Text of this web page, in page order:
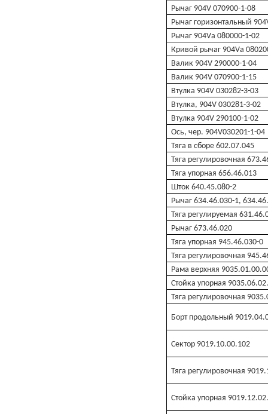
Рычаг 904V 070900-1-08
Рычаг горизонтальный
Рычаг 904Vа 080000-1-02
Кривой рычаг 904Vа
Валик 904V 290000-1-04
Валик 904V 070900-1-15
Втулка 904V 030282-3-03
Втулка, 904V 030281-3-02
Втулка 904V 290100-1-02
Ось, чер. 904V030201-1-04
Тяга в сборе 602.07.045
Тяга регулировочная
Тяга упорная 656.46.013
Шток 640.45.080-2
Рычаг 634.46.030-1,
Тяга регулируемая
Рычаг 673.46.020
Тяга упорная 945.46.030-0
Тяга регулировочная
Рама верхняя
Стойка упорная
Тяга регулировочная
Борт продольный
Сектор 9019.10.00.102
Тяга регулировочная
Стойка упорная